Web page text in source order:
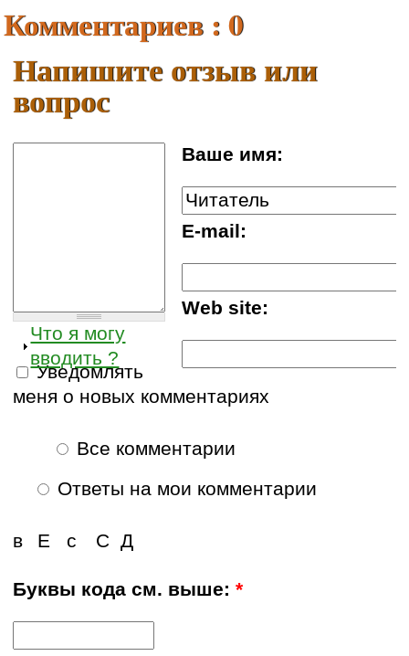
Комментариев : 0
Напишите отзыв или
вопрос
Ваше имя:
E-mail:
Web site:
Что я могу
вводить ?
Уведомлять
меня о новых комментариях
Все комментарии
Ответы на мои комментарии
в Е С
с Д
Буквы кода см. выше:*